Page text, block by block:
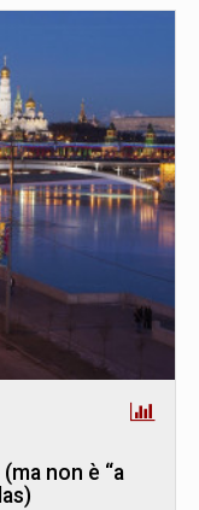
non è “a